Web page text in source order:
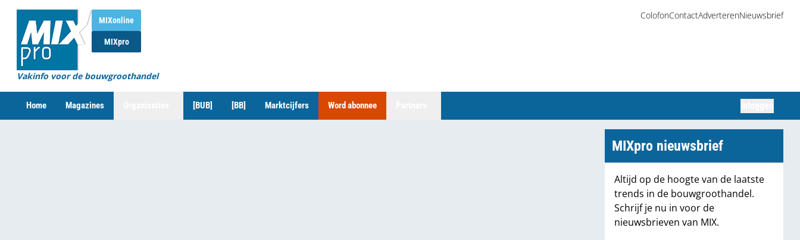
MIXonline
MIXpro
Vakinfo voor de bouwgroothandel
ColofonContactAdverterenNieuwsbrief
Home Magazines [BUB] [BB] Marktcijfers Word abonnee
MIXpro nieuwsbrief
Altijd op de hoogte van de laatste
trends in de bouwgroothandel.
Schrijf je nu in voor de
nieuwsbrieven van MIX.